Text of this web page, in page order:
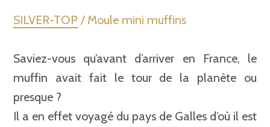
SILVER-TOP / Moule mini muffins
Saviez-vous qu’avant d’arriver en France, le
muffin avait fait le tour de la planète ou
presque ?
Il a en effet voyagé du pays de Galles d’où il est